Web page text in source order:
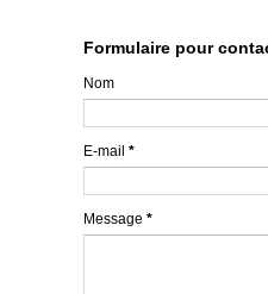
Formulaire pour
Nom
E-mail *
Message *